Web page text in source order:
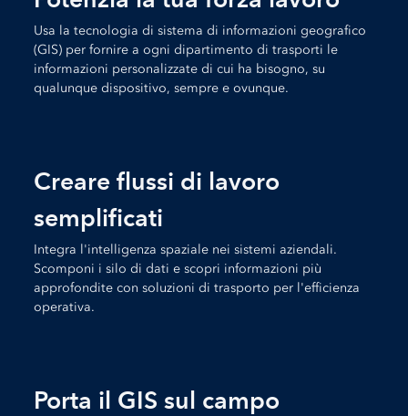
Usa la tecnologia di sistema di informazioni geografico
(GIS) per fornire a ogni dipartimento di trasporti le
informazioni personalizzate di cui ha bisogno, su
qualunque dispositivo, sempre e ovunque.
Creare flussi di lavoro
semplificati
Integra l'intelligenza spaziale nei sistemi aziendali.
Scomponi i silo di dati e scopri informazioni più
approfondite con soluzioni di trasporto per l'efficienza
operativa.
Porta il GIS sul campo